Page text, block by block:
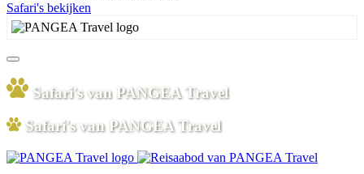
Safari's bekijken
Safari's van PANGEA Travel
Safari's van PANGEA Travel